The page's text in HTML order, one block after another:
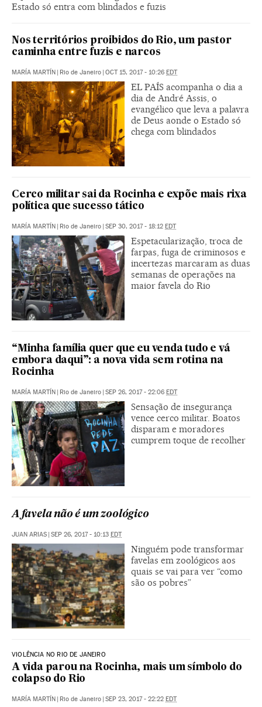
Estado só entra com blindados e fuzis
Nos territórios proibidos do Rio, um pastor
caminha entre fuzis e narcos
MARÍA MARTÍN | Rio de Janeiro | OCT 15, 2017 - 10:26 EDT
EL PAÍS acompanha o dia a
dia de André Assis, o
evangélico que leva a palavra
de Deus aonde o Estado só
chega com blindados
Cerco militar sai da Rocinha e expõe mais rixa
política que sucesso tático
MARÍA MARTÍN | Rio de Janeiro | SEP 30, 2017 - 18:12 EDT
Espetacularização, troca de
farpas, fuga de criminosos e
incertezas marcaram as duas
semanas de operações na
maior favela do Rio
“Minha família quer que eu venda tudo e vá
embora daqui”: a nova vida sem rotina na
Rocinha
MARÍA MARTÍN | Rio de Janeiro | SEP 26, 2017 - 22:06 EDT
Sensação de insegurança
vence cerco militar. Boatos
disparam e moradores
cumprem toque de recolher
A favela não é um zoológico
JUAN ARIAS | SEP 26, 2017 - 10:13 EDT
Ninguém pode transformar
favelas em zoológicos aos
quais se vai para ver “como
são os pobres”
VIOLÊNCIA NO RIO DE JANEIRO
A vida parou na Rocinha, mais um símbolo do
colapso do Rio
MARÍA MARTÍN | Rio de Janeiro | SEP 23, 2017 - 22:22 EDT